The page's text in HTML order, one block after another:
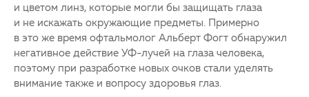
и цветом линз, которые могли бы защищать глаза
и не искажать окружающие предметы. Примерно
в это же время офтальмолог Альберт Фогт обнаружил
негативное действие УФ-лучей на глаза человека,
поэтому при разработке новых очков стали уделять
внимание также и вопросу здоровья глаз.